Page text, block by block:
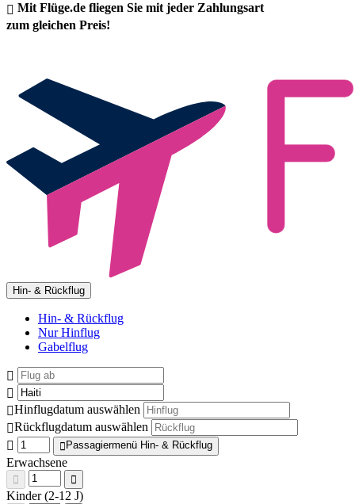
Mit Flüge.de fliegen Sie mit jeder Zahlungsart
zum gleichen Preis!
Hin- & Rückflug
Hin- & Rückflug
Nur Hinflug
Gabelflug
Hinflugdatum auswählen
Rückflugdatum auswählen
Passagiermenü Hin- & Rückflug
Erwachsene
Kinder (2-12 J)